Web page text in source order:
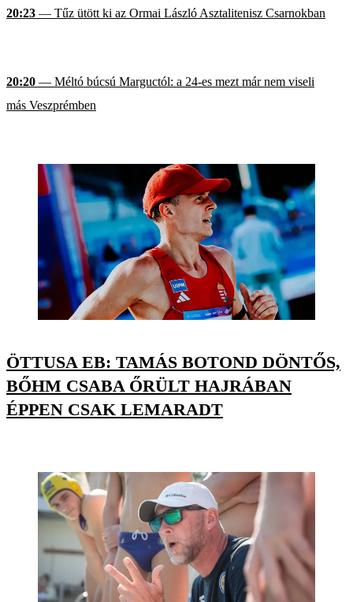
20:23 — Tűz ütött ki az Ormai László Asztalitenisz Csarnokban
20:20 — Méltó búcsú Marguctól: a 24-es mezt már nem viseli
más Veszprémben
ÖTTUSA EB: TAMÁS BOTOND DÖNTŐS,
BŐHM CSABA ŐRÜLT HAJRÁBAN
ÉPPEN CSAK LEMARADT